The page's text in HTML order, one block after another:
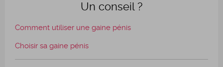
Un conseil ?
Comment utiliser une gaine pénis
Choisir sa gaine pénis